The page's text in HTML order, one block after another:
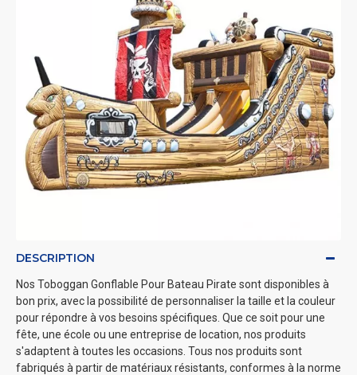
DESCRIPTION
Nos Toboggan Gonflable Pour Bateau Pirate sont disponibles à
bon prix, avec la possibilité de personnaliser la taille et la couleur
pour répondre à vos besoins spécifiques. Que ce soit pour une
fête, une école ou une entreprise de location, nos produits
s'adaptent à toutes les occasions. Tous nos produits sont
fabriqués à partir de matériaux résistants, conformes à la norme